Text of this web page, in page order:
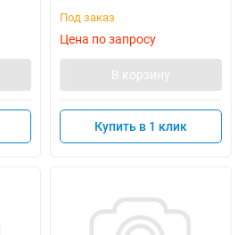
Под заказ
Цена по запросу
В корзину
Купить в 1 клик